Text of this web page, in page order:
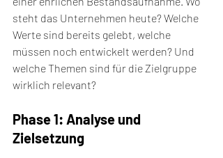
steht das Unternehmen heute? Welche
Werte sind bereits gelebt, welche
müssen noch entwickelt werden? Und
welche Themen sind für die Zielgruppe
wirklich relevant?
Phase 1: Analyse und
Zielsetzung